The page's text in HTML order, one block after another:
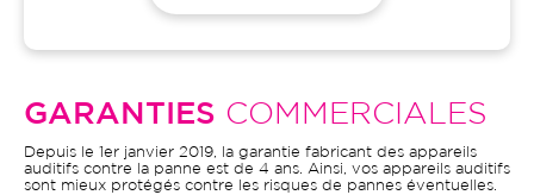
GARANTIES COMMERCIALES
Depuis le 1er janvier 2019, la garantie fabricant des appareils
auditifs contre la panne est de 4 ans. Ainsi, vos appareils auditifs
sont mieux protégés contre les risques de pannes éventuelles.